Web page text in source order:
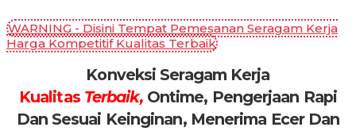
WARNING - Disini Tempat Pemesanan Seragam Kerja
Harga Kompetitif Kualitas Terbaik
Konveksi Seragam Kerja
Kualitas Terbaik,Ontime, Pengerjaan Rapi
Dan Sesuai Keinginan, Menerima Ecer Dan